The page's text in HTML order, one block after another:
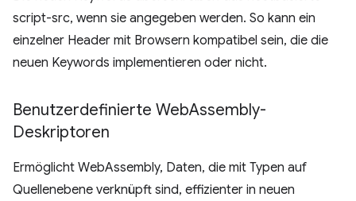
script-src, wenn sie angegeben werden. So kann ein
einzelner Header mit Browsern kompatibel sein, die die
neuen Keywords implementieren oder nicht.
Benutzerdefinierte WebAssembly-
Deskriptoren
Ermöglicht WebAssembly, Daten, die mit Typen auf
Quellenebene verknüpft sind, effizienter in neuen